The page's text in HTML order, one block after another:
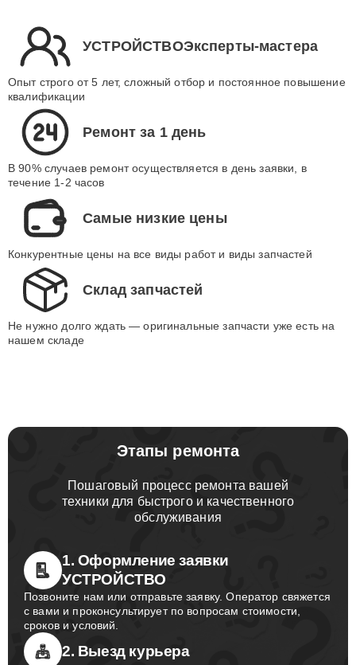
УСТРОЙСТВОЭксперты-мастера
Опыт строго от 5 лет, сложный отбор и постоянное повышение
квалификации
Ремонт за 1 день
В 90% случаев ремонт осуществляется в день заявки, в
течение 1-2 часов
Самые низкие цены
Конкурентные цены на все виды работ и виды запчастей
Склад запчастей
Не нужно долго ждать — оригинальные запчасти уже есть на
нашем складе
Этапы ремонта
Пошаговый процесс ремонта вашей
техники для быстрого и качественного
обслуживания
1. Оформление заявки
УСТРОЙСТВО
Позвоните нам или отправьте заявку. Оператор свяжется
с вами и проконсультирует по вопросам стоимости,
сроков и условий.
2. Выезд курьера